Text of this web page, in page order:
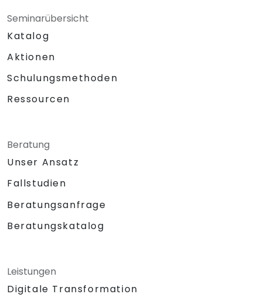
Seminarübersicht
Katalog
Aktionen
Schulungsmethoden
Ressourcen
Beratung
Unser Ansatz
Fallstudien
Beratungsanfrage
Beratungskatalog
Leistungen
Digitale Transformation